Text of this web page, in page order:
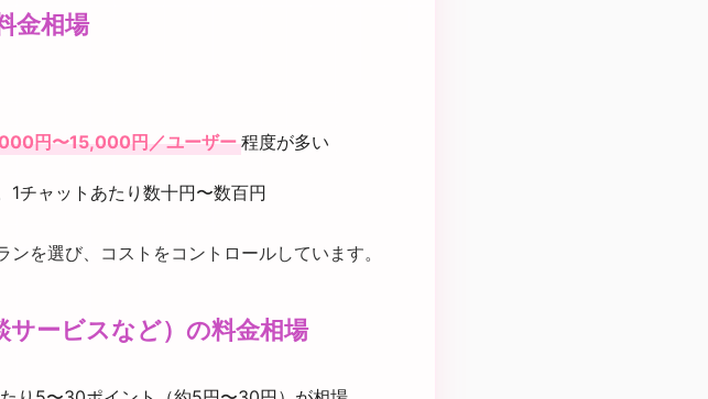
金相場
円〜15,000円／ユーザー 程度が多い
チャットあたり数十円〜数百円
を選び、コストをコントロールしています。
ービスなど）の料金相場